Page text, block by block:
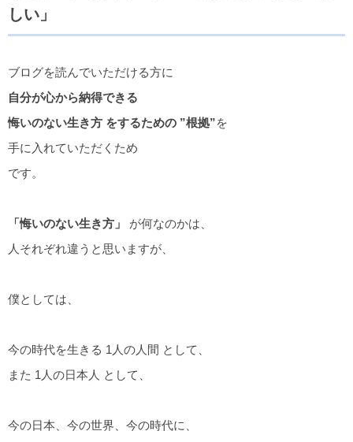
しい」
ブログを読んでいただける方に
自分が心から納得できる
悔いのない生き方 をするための ”根拠”を
手に入れていただくため
です。
「悔いのない生き方」
が何なのかは、
人それぞれ違うと思いますが、
僕としては、
今の時代を生きる 1人の人間 として、
また 1人の日本人 として、
今の日本、今の世界、今の時代に、